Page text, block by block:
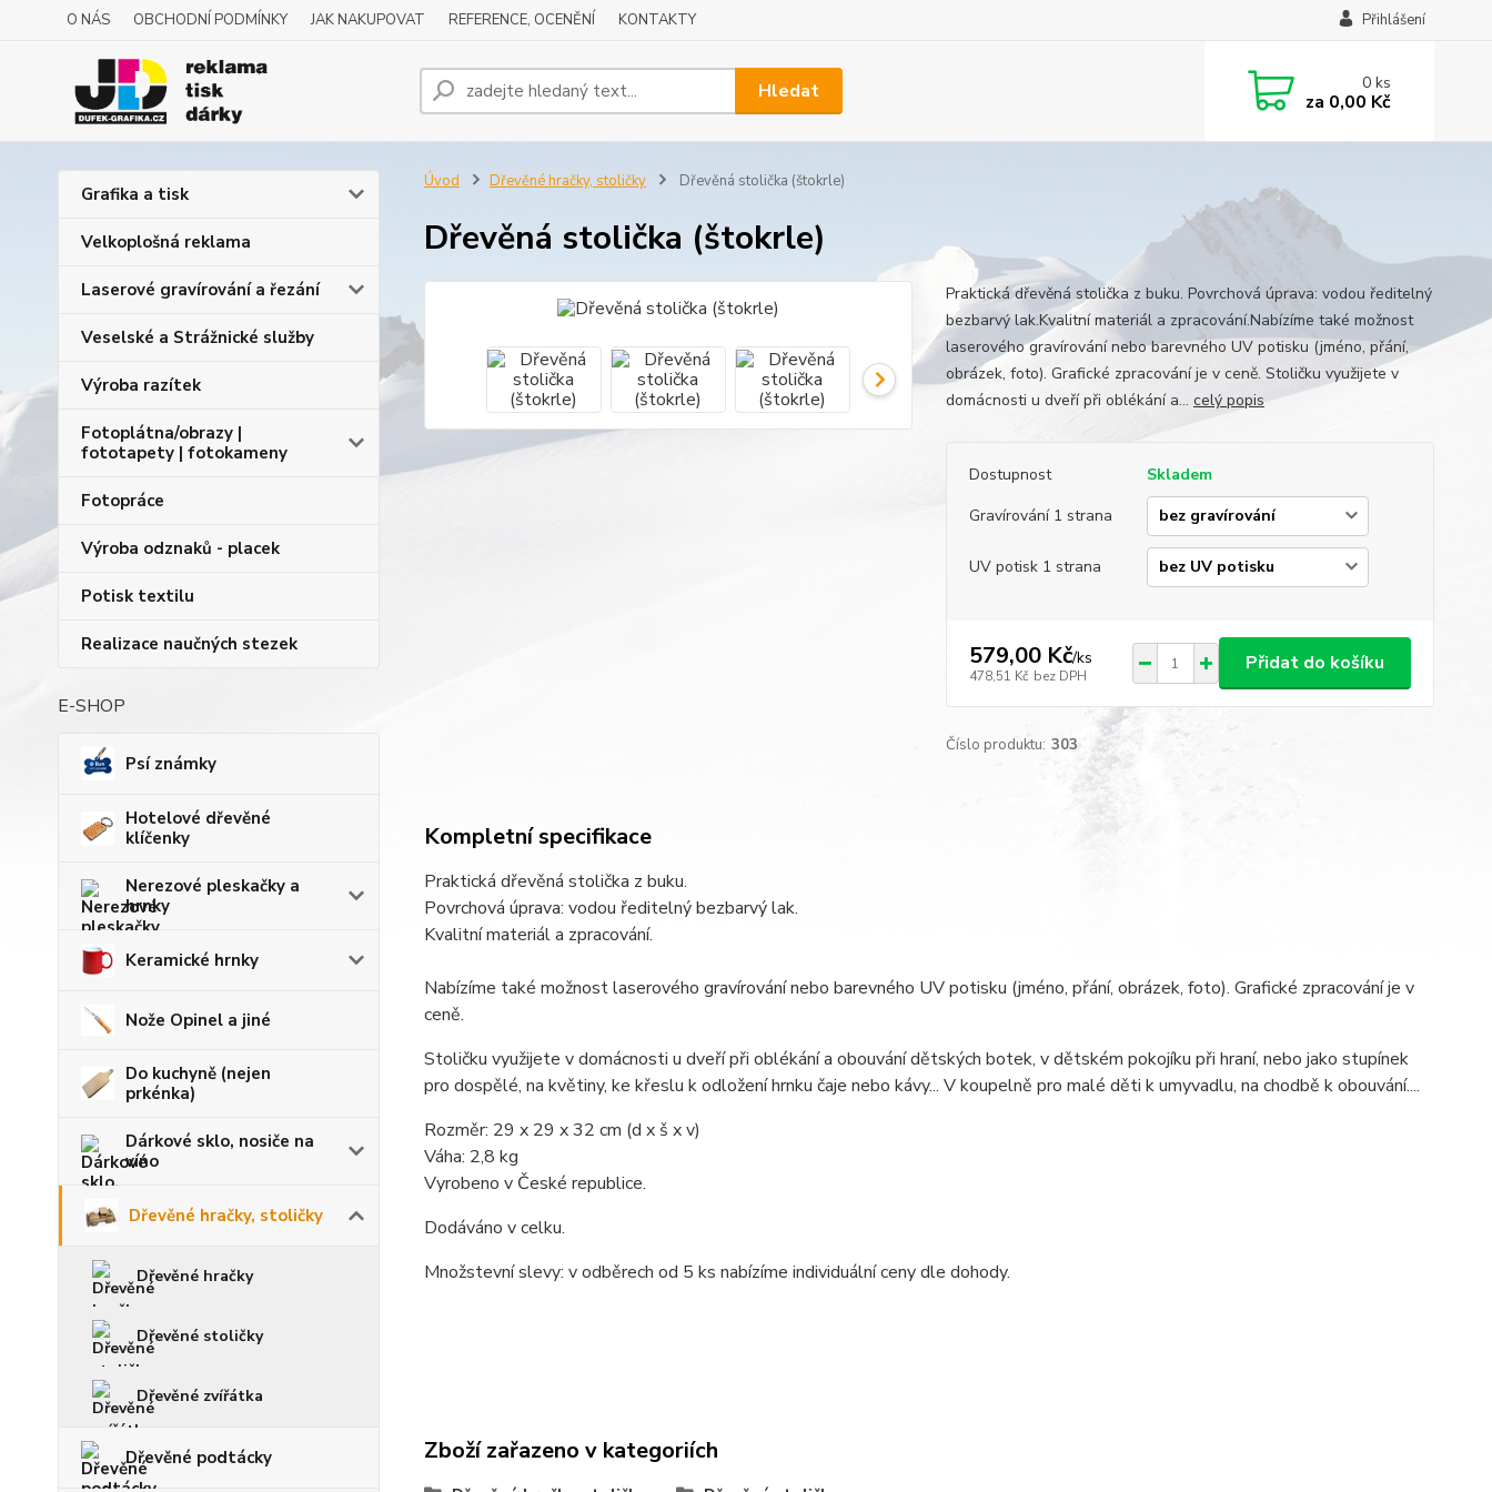
O NÁS OBCHODNÍ PODMÍNKY JAK NAKUPOVAT REFERENCE, OCENĚNÍ KONTAKTY Přihlášení
Hledat 0ks
za 0,00 Kč
Grafika a tisk
Velkoplošná reklama
Laserové gravírování a řezání
Veselské a Strážnické služby
Výroba razítek
Fotoplátna/obrazy |
fototapety | fotokameny
Fotopráce
Výroba odznaků - placek
Potisk textilu
Realizace naučných stezek
E-SHOP
Psí známky
Hotelové dřevěné
klíčenky
Nerezové pleskačky a
hrnky
Keramické hrnky
Nože Opinel a jiné
Do kuchyně (nejen
prkénka)
Dárkové sklo, nosiče na
víno
Dřevěné hračky, stoličky
Dřevěné hračky
Dřevěné stoličky
Dřevěné zvířátka
Dřevěné podtácky
Úvod Dřevěné hračky, stoličky Dřevěná stolička (štokrle)
Dřevěná stolička (štokrle)
Praktická dřevěná stolička z buku. Povrchová úprava: vodou ředitelný
bezbarvý lak.Kvalitní materiál a zpracování.Nabízíme také možnost
laserového gravírování nebo barevného UV potisku (jméno, přání,
obrázek, foto). Grafické zpracování je v ceně. Stoličku využijete v
domácnosti u dveří při oblékání a... celý popis
Dostupnost
Skladem
Gravírování 1 strana
UV potisk 1 strana
579,00 Kč/ks
478,51 Kč bez DPH
Přidat do košíku
Číslo produktu: 303
Kompletní specifikace
Praktická dřevěná stolička z buku.
Povrchová úprava: vodou ředitelný bezbarvý lak.
Kvalitní materiál a zpracování.
Nabízíme také možnost laserového gravírování nebo barevného UV potisku (jméno, přání, obrázek, foto). Grafické zpracování je v
ceně.
Stoličku využijete v domácnosti u dveří při oblékání a obouvání dětských botek, v dětském pokojíku při hraní, nebo jako stupínek
pro dospělé, na květiny, ke křeslu k odložení hrnku čaje nebo kávy... V koupelně pro malé děti k umyvadlu, na chodbě k obouvání....
Rozměr: 29 x 29 x 32 cm (d x š x v)
Váha: 2,8 kg
Vyrobeno v České republice.
Dodáváno v celku.
Množstevní slevy: v odběrech od 5 ks nabízíme individuální ceny dle dohody.
Zboží zařazeno v kategoriích